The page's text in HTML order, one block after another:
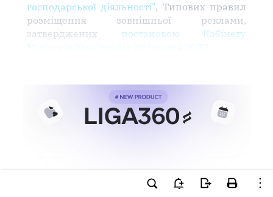
господарської діяльності", Типових правил
розміщення зовнішньої реклами,
затверджених постановою Кабінету
Ви намагаєтесь використати